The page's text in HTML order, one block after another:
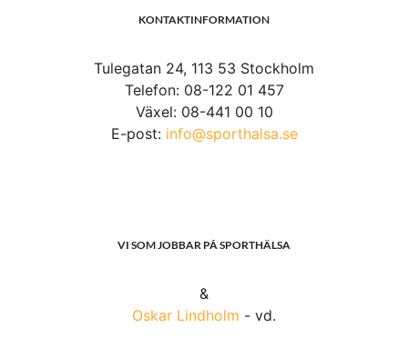
KONTAKTINFORMATION
Tulegatan 24, 113 53 Stockholm
Telefon: 08-122 01 457
Växel: 08-441 00 10
E-post: info@sporthalsa.se
VI SOM JOBBAR PÅ SPORTHÄLSA
&
Oskar Lindholm - vd.